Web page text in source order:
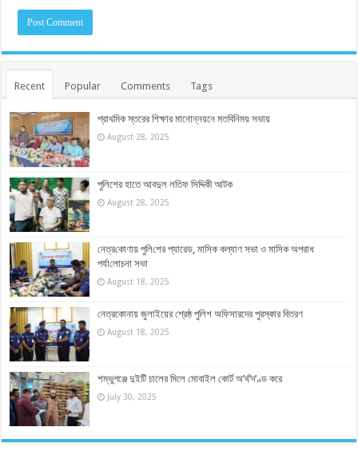
Recent Popular Comments Tags
প্রাথমিক স্তরের শিক্ষার মানোন্নয়নে মতবিনিময় সভায়
August 28, 2025
পুলিশের হাতে আবদুল লতিফ সিদ্দিকী আটক
August 28, 2025
নেত্র‌কোণায় পু‌লি‌শের প্যারেড, মাসিক কল্যাণ সভা ও মাসিক অপরাধ
পর্যা‌লোচনা সভা
August 18, 2025
নেত্রকোনায় জুলাইয়ের শ্রেষ্ঠ পুলিশ অফিসারদের পুরস্কার বিতরণ
August 18, 2025
শম্ভুগঞ্জে দুইটি চালের মিলে মোবাইল কোর্ট অ’র্থ’দ’ণ্ড করে
July 30, 2025